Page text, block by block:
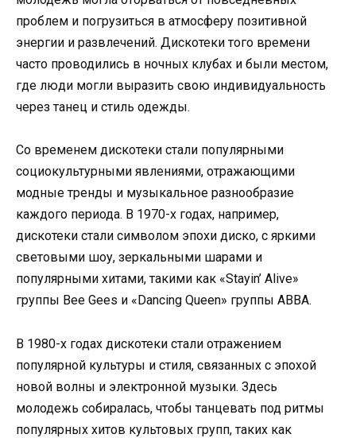
проблем и погрузиться в атмосферу позитивной
энергии и развлечений. Дискотеки того времени
часто проводились в ночных клубах и были местом,
где люди могли выразить свою индивидуальность
через танец и стиль одежды.
Со временем дискотеки стали популярными
социокультурными явлениями, отражающими
модные тренды и музыкальное разнообразие
каждого периода. В 1970-х годах, например,
дискотеки стали символом эпохи диско, с яркими
световыми шоу, зеркальными шарами и
популярными хитами, такими как «Stayin’ Alive»
группы Bee Gees и «Dancing Queen» группы ABBA.
В 1980-х годах дискотеки стали отражением
популярной культуры и стиля, связанных с эпохой
новой волны и электронной музыки. Здесь
молодежь собиралась, чтобы танцевать под ритмы
популярных хитов культовых групп, таких как